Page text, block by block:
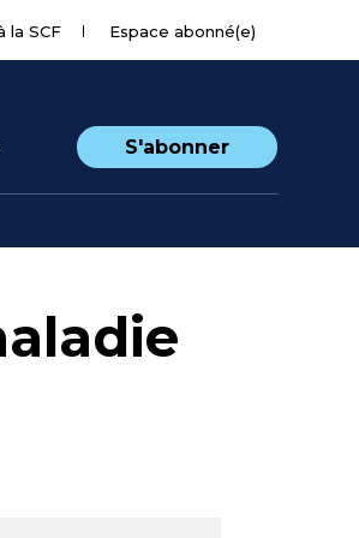
la SCF Espace abonné(e)
S'abonner